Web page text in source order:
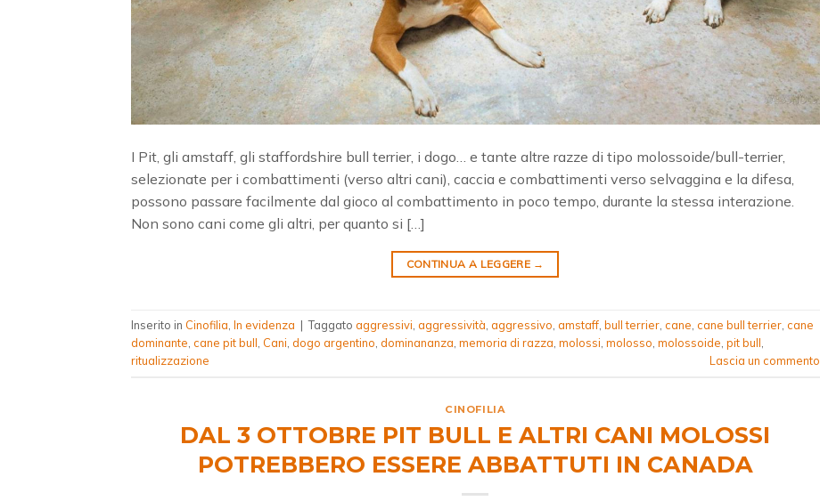
I Pit, gli amstaff, gli staffordshire bull terrier, i dogo… e tante altre razze di tipo molossoide/bull-terrier,
selezionate per i combattimenti (verso altri cani), caccia e combattimenti verso selvaggina e la difesa,
possono passare facilmente dal gioco al combattimento in poco tempo, durante la stessa interazione.
Non sono cani come gli altri, per quanto si […]
CONTINUA A LEGGERE →
Inserito in Cinofilia, In evidenza | Taggato aggressivi, aggressività, aggressivo, amstaff, bull terrier, cane, cane bull terrier, cane
dominante, cane pit bull, Cani, dogo argentino, dominananza, memoria di razza, molossi, molosso, molossoide, pit bull,
ritualizzazione
Lascia un commento
CINOFILIA
DAL 3 OTTOBRE PIT BULL E ALTRI CANI MOLOSSI
POTREBBERO ESSERE ABBATTUTI IN CANADA